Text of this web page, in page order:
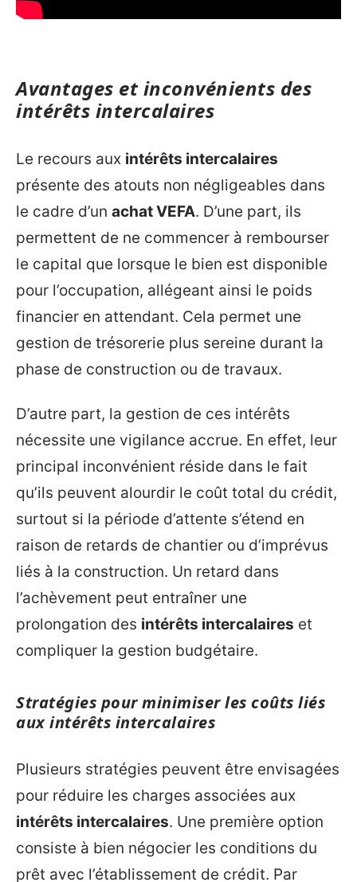
Avantages et inconvénients des
intérêts intercalaires
Le recours aux intérêts intercalaires
présente des atouts non négligeables dans
le cadre d’un achat VEFA. D’une part, ils
permettent de ne commencer à rembourser
le capital que lorsque le bien est disponible
pour l’occupation, allégeant ainsi le poids
financier en attendant. Cela permet une
gestion de trésorerie plus sereine durant la
phase de construction ou de travaux.
D’autre part, la gestion de ces intérêts
nécessite une vigilance accrue. En effet, leur
principal inconvénient réside dans le fait
qu’ils peuvent alourdir le coût total du crédit,
surtout si la période d’attente s’étend en
raison de retards de chantier ou d’imprévus
liés à la construction. Un retard dans
l’achèvement peut entraîner une
prolongation des intérêts intercalaires et
compliquer la gestion budgétaire.
Stratégies pour minimiser les coûts liés
aux intérêts intercalaires
Plusieurs stratégies peuvent être envisagées
pour réduire les charges associées aux
intérêts intercalaires. Une première option
consiste à bien négocier les conditions du
prêt avec l’établissement de crédit. Par